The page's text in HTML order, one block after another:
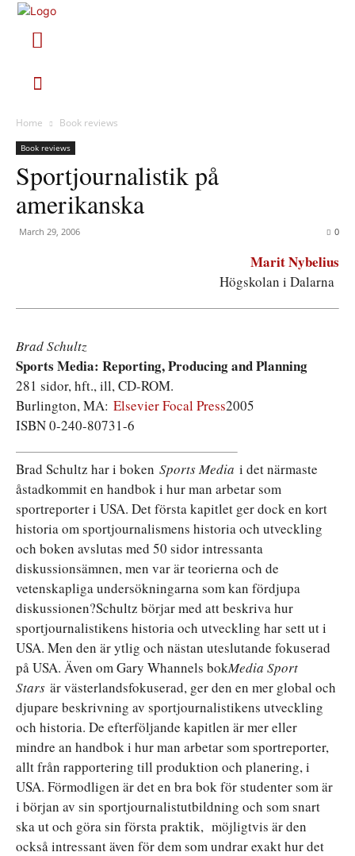
Home Book reviews
Book reviews
Sportjournalistik på
amerikanska
March 29, 2006 0
Marit Nybelius
Högskolan i Dalarna
Brad Schultz
Sports Media: Reporting, Producing and Planning
281 sidor, hft., ill, CD-ROM.
Burlington, MA: Elsevier Focal Press2005
ISBN 0-240-80731-6
Brad Schultz har i boken Sports Media i det närmaste
åstadkommit en handbok i hur man arbetar som
sportreporter i USA. Det första kapitlet ger dock en kort
historia om sportjournalismens historia och utveckling
och boken avslutas med 50 sidor intressanta
diskussionsämnen, men var är teorierna och de
vetenskapliga undersökningarna som kan fördjupa
diskussionen?Schultz börjar med att beskriva hur
sportjournalistikens historia och utveckling har sett ut i
USA. Men den är ytlig och nästan uteslutande fokuserad
på USA. Även om Gary Whannels bokMedia Sport
Stars är västerlandsfokuserad, ger den en mer global och
djupare beskrivning av sportjournalistikens utveckling
och historia. De efterföljande kapitlen är mer eller
mindre an handbok i hur man arbetar som sportreporter,
allt från rapportering till produktion och planering, i
USA. Förmodligen är det en bra bok för studenter som är
i början av sin sportjournalistutbildning och som snart
ska ut och göra sin första praktik, möjligtvis är den
också intressant även för dem som undrar exakt hur det